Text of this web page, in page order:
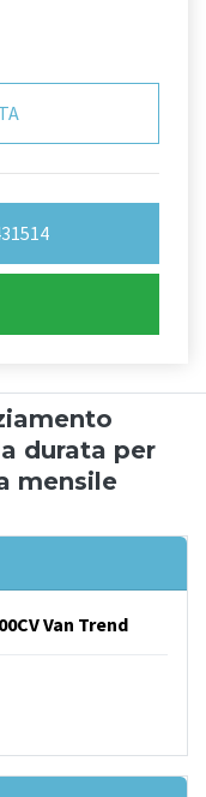
durata per
mensile
Van Trend